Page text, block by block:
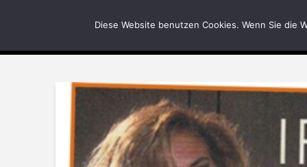
News
Diese Website benutzen Cookies. Wenn Sie die